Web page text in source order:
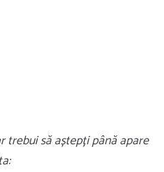
trebui să aștepți până apare